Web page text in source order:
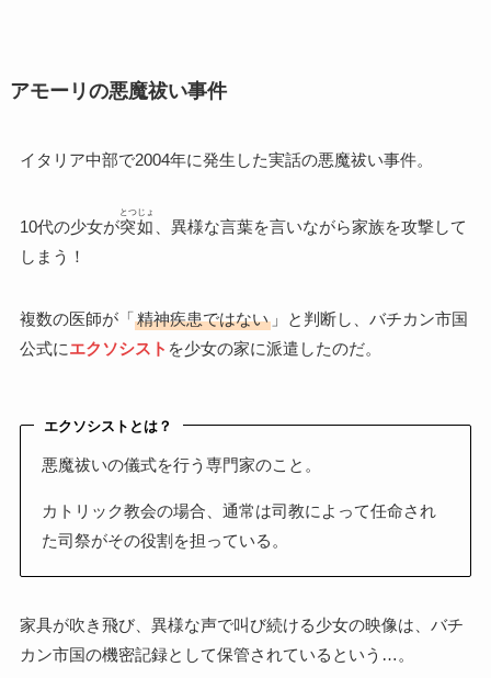
アモーリの悪魔祓い事件
イタリア中部で2004年に発生した実話の悪魔祓い事件。
10代の少女が突如
とつじょ
、異様な言葉を言いながら家族を攻撃して
しまう！
複数の医師が「精神疾患ではない」と判断し、バチカン市国
公式にエクソシスト を少女の家に派遣したのだ。
エクソシストとは？
悪魔祓いの儀式を行う専門家のこと。
カトリック教会の場合、通常は司教によって任命され
た司祭がその役割を担っている。
家具が吹き飛び、異様な声で叫び続ける少女の映像は、バチ
カン市国の機密記録として保管されているという…。